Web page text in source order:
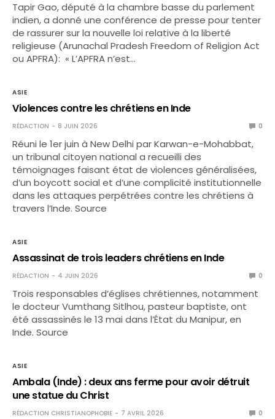
Tapir Gao, député à la chambre basse du parlement
indien, a donné une conférence de presse pour tenter
de rassurer sur la nouvelle loi relative à la liberté
religieuse (Arunachal Pradesh Freedom of Religion Act
ou APFRA): « L’APFRA n’est…
ASIE
Violences contre les chrétiens en Inde
RÉDACTION 8 JUIN 2026 0
Réuni le 1er juin à New Delhi par Karwan-e-Mohabbat,
un tribunal citoyen national a recueilli des
témoignages faisant état de violences généralisées,
d’un boycott social et d’une complicité institutionnelle
dans les attaques perpétrées contre les chrétiens à
travers l’Inde. Source
ASIE
Assassinat de trois leaders chrétiens en Inde
RÉDACTION 4 JUIN 2026 0
Trois responsables d’églises chrétiennes, notamment
le docteur Vumthang Sitlhou, pasteur baptiste, ont
été assassinés le 13 mai dans l’État du Manipur, en
Inde. Source
ASIE
Ambala (Inde) : deux ans ferme pour avoir détruit
une statue du Christ
RÉDACTION CHRISTIANOPHOBIE 7 AVRIL 2026 0